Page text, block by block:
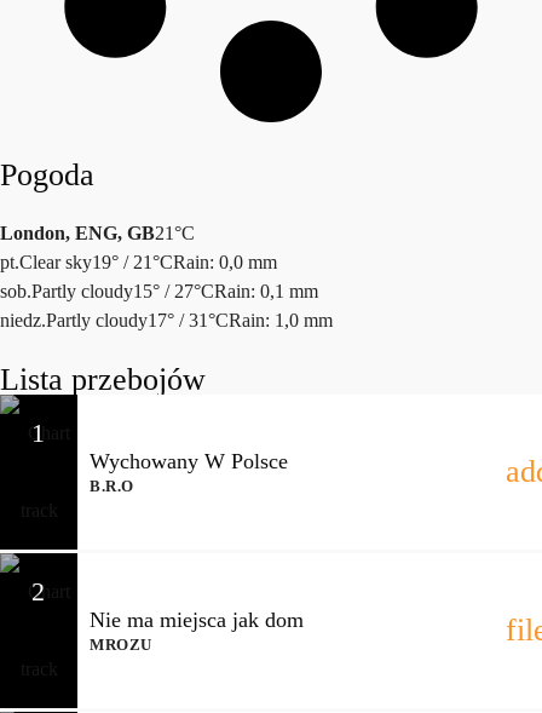
Pogoda
London, ENG, GB21°C
pt.Clear sky19° / 21°CRain: 0,0 mm
sob.Partly cloudy15° / 27°CRain: 0,1 mm
niedz.Partly cloudy17° / 31°CRain: 1,0 mm
Lista przebojów
1
Wychowany W Polsce
B.R.O
2
Nie ma miejsca jak dom
MROZU